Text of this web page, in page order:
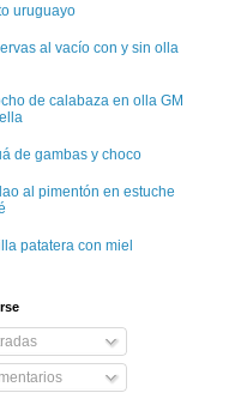
uruguayo
al vacío con y sin olla
de calabaza en olla GM
de gambas y choco
al pimentón en estuche
patatera con miel